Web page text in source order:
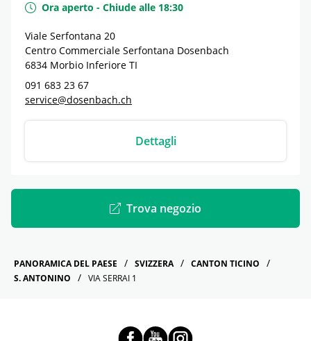
Ora aperto - Chiude alle 18:30
Viale Serfontana 20
Centro Commerciale Serfontana Dosenbach
6834 Morbio Inferiore TI
091 683 23 67
service@dosenbach.ch
Dettagli
Trova negozio
PANORAMICA DEL PAESE SVIZZERA
CANTON TICINO
S. ANTONINO
VIA SERRAI 1